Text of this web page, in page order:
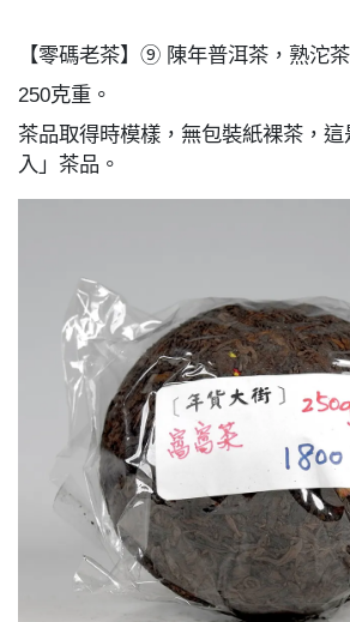
【零碼老茶】⑨ 陳年普洱茶，熟沱
250克重。
茶品取得時模樣，無包裝紙裸茶，
入」茶品。